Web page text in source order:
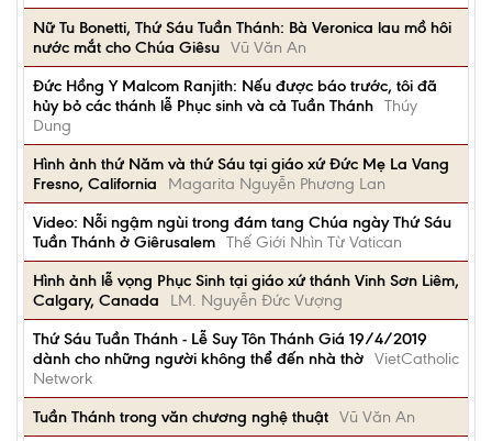
Nữ Tu Bonetti, Thứ Sáu Tuần Thánh: Bà Veronica lau mồ hôi
nước mắt cho Chúa Giêsu Vũ Văn An
Đức Hồng Y Malcom Ranjith: Nếu được báo trước, tôi đã
hủy bỏ các thánh lễ Phục sinh và cả Tuần Thánh Thúy
Dung
Hình ảnh thứ Năm và thứ Sáu tại giáo xứ Đức Mẹ La Vang
Fresno, California
Magarita Nguyễn Phương Lan
Video: Nỗi ngậm ngùi trong đám tang Chúa ngày Thứ Sáu
Tuần Thánh ở Giêrusalem Thế Giới Nhìn Từ Vatican
Hình ảnh lễ vọng Phục Sinh tại giáo xứ thánh Vinh Sơn Liêm,
Calgary, Canada
LM. Nguyễn Đức Vượng
Thứ Sáu Tuần Thánh - Lễ Suy Tôn Thánh Giá 19/4/2019
dành cho những người không thể đến nhà thờ VietCatholic
Network
Tuần Thánh trong văn chương nghệ thuật Vũ Văn An